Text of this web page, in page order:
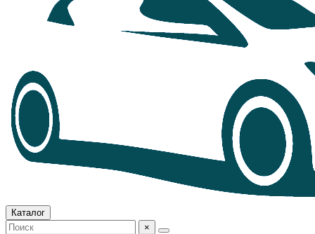
Каталог
×